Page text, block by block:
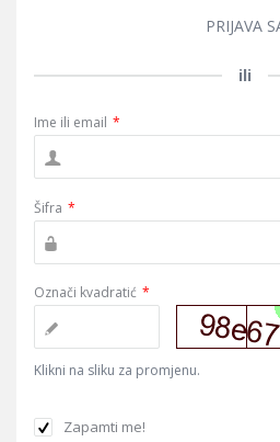
PRIJAVA
ili
Ime ili email *
Šifra *
Označi kvadratić *
Klikni na sliku za promjenu.
Zapamti me!